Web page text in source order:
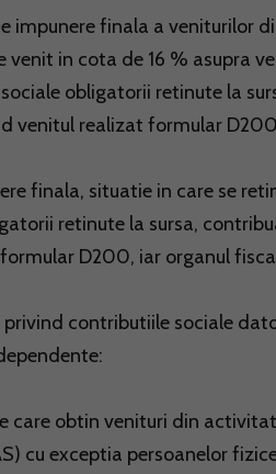
impunere finala a veniturilor
venit in cota de 16 % asupra
obligatorii retinute la
venitul realizat formular
finala, situatie in care se
retinute la sursa,
D200, iar organul
contributiile sociale
care obtin venituri din
cu exceptia persoanelor